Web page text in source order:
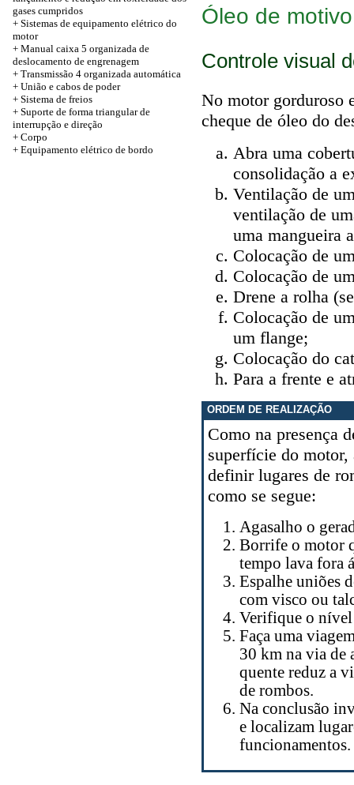
gases cumpridos
+ Sistemas de equipamento elétrico do
motor
+ Manual caixa 5 organizada de
deslocamento de engrenagem
+ Transmissão 4 organizada automática
+ União e cabos de poder
+ Sistema de freios
+ Suporte de forma triangular de
interrupção e direção
+ Corpo
+ Equipamento elétrico de bordo
Óleo de motivo
Controle visual
No motor gorduroso
cheque de óleo do
Abra uma
consolidação a
Ventilação de
ventilação de
uma mangueira
Colocação de
Colocação de
Drene a rolha
Colocação de
um flange;
Colocação do
Para a frente e
ORDEM DE REALIZAÇÃO
Como na presença
superfície do motor,
definir lugares de
como se segue:
Agasalho o
Borrife o motor
tempo lava fora
Espalhe uniões
com visco ou
Verifique o nível
Faça uma
30 km na via de
quente reduz a
de rombos.
Na conclusão
e localizam
funcionamentos.